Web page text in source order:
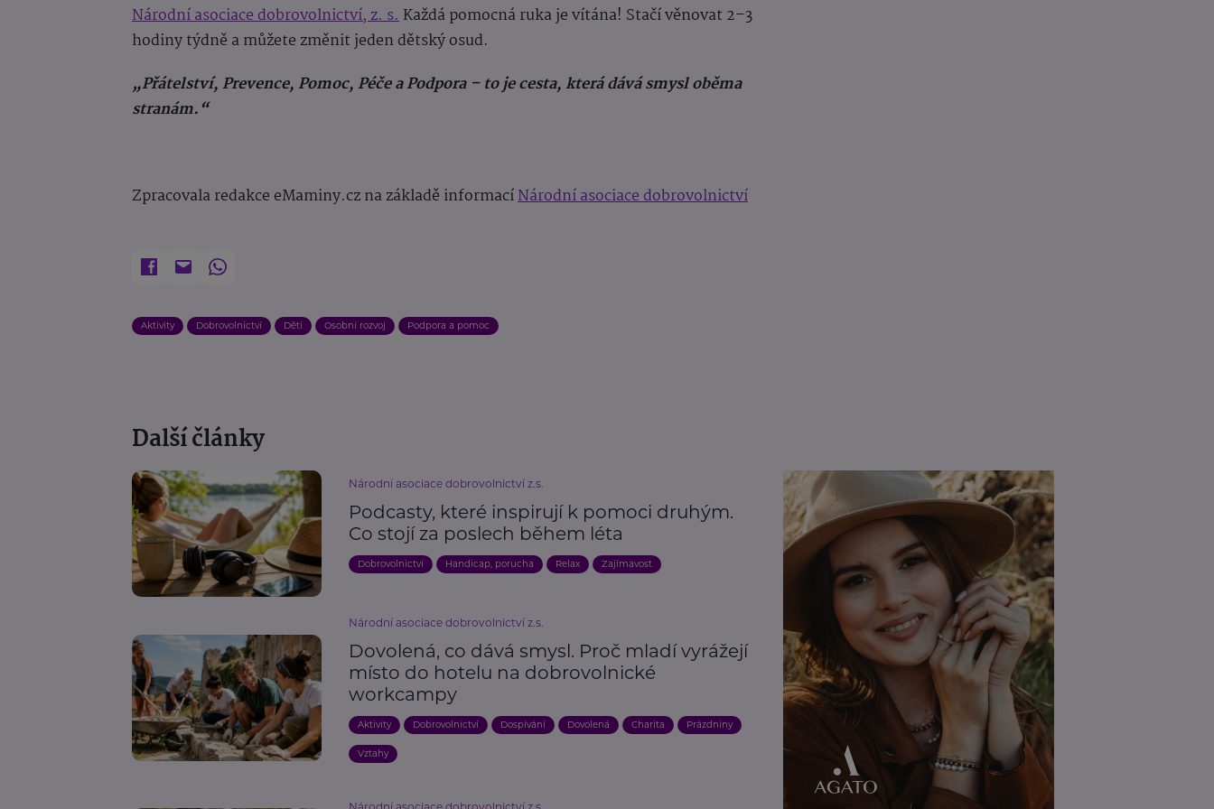
Národní asociace dobrovolnictví, z. s.Každá pomocná ruka je vítána! Stačí věnovat 2–3
hodiny týdně a můžete změnit jeden dětský osud.
„Přátelství, Prevence, Pomoc, Péče a Podpora – to je cesta, která dává smysl oběma
stranám.“
Zpracovala redakce eMaminy.cz na základě informacíNárodní asociace dobrovolnictví
Aktivity Dobrovolnictví Děti Osobní rozvoj Podpora a pomoc
Další články
Národní asociace dobrovolnictví z.s.
Podcasty, které inspirují k pomoci druhým.
Co stojí za poslech během léta
Dobrovolnictví Handicap, porucha Relax Zajímavost
Národní asociace dobrovolnictví z.s.
Dovolená, co dává smysl. Proč mladí vyrážejí
místo do hotelu na dobrovolnické
workcampy
Aktivity Dobrovolnictví Dospívání Dovolená Charita Prázdniny
Vztahy